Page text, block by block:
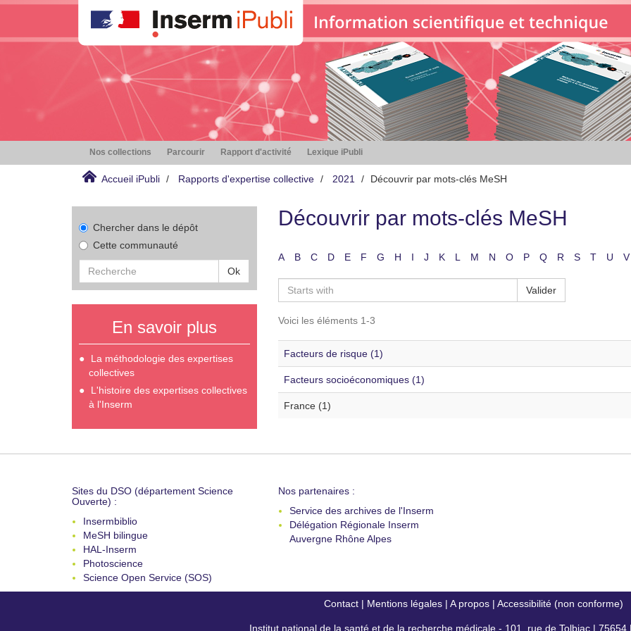
Nos collections Parcourir Rapport d'activité Lexique iPubli
Accueil iPubli Rapports d'expertise collective 2021 Découvrir par mots-clés MeSH
Chercher dans le dépôt
Cette communauté
Ok
En savoir plus
La méthodologie des expertises
collectives
L'histoire des expertises collectives
à l'Inserm
Découvrir par mots-clés MeSH
A B C D E F G H I J K L M N O P Q R S T U V
Valider
Voici les éléments 1-3
Facteurs de risque (1)
Facteurs socioéconomiques (1)
France (1)
Sites du DSO (département Science
Ouverte) :
Insermbiblio
MeSH bilingue
HAL-Inserm
Photoscience
Science Open Service (SOS)
Nos partenaires :
Service des archives de l'Inserm
Délégation Régionale Inserm
Auvergne Rhône Alpes
Contact| Mentions légales| A propos| Accessibilité (non conforme)
Institut national de la santé et de la recherche médicale - 101, rue de Tolbiac | 75654